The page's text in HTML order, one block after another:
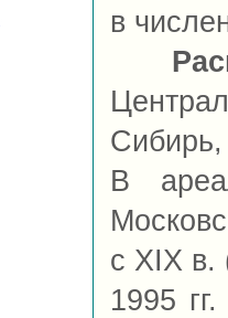
в
В
с XIX в.
1995